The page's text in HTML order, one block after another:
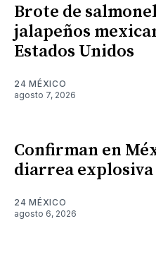
Brote de
jalapeños
Estados Unidos
24 MÉXICO
agosto 7, 2026
Confirman en
diarrea explosiva
24 MÉXICO
agosto 6, 2026